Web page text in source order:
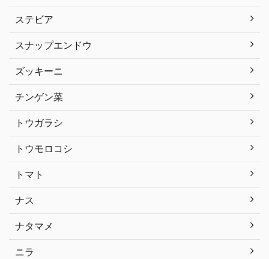
ステビア
スナップエンドウ
ズッキーニ
チンゲン菜
トウガラシ
トウモロコシ
トマト
ナス
ナタマメ
ニラ